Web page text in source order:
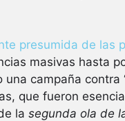
presumida de las
masivas hasta
campaña contra
que fueron
la segunda ola de